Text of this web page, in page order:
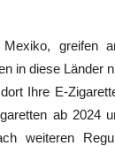
greifen
in diese Länder
Ihre E-
ab 2024
weiteren